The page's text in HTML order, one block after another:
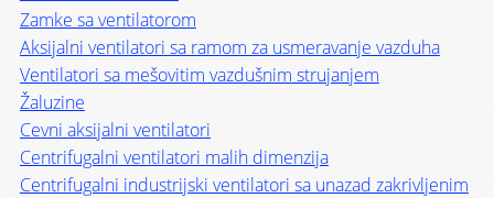
Zamke sa ventilatorom
Aksijalni ventilatori sa ramom za usmeravanje vazduha
Ventilatori sa mešovitim vazdušnim strujanjem
Žaluzine
Cevni aksijalni ventilatori
Centrifugalni ventilatori malih dimenzija
Centrifugalni industrijski ventilatori sa unazad zakrivljenim